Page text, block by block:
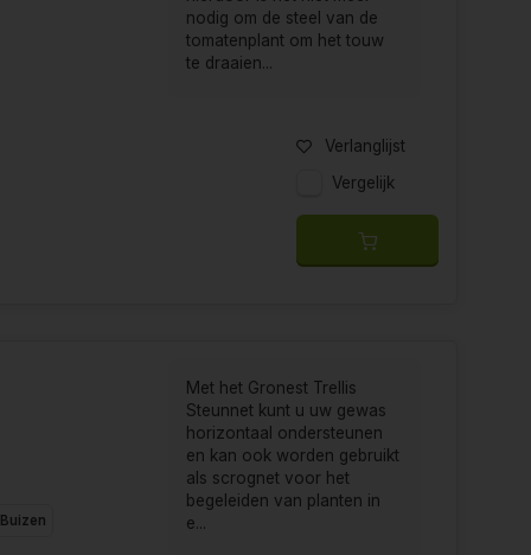
zonder tekenen van slijtage. Dit is niet
van plastic afval.
planten en teeltmethoden, inclusief
kweker bent of net begint. Met een
teeltervaring zo soepel en aangenaam mogelijk
nodig om de steel van de
tomatenplant om het touw
te draaien...
Verlanglijst
Vergelijk
Met het Gronest Trellis
Steunnet kunt u uw gewas
horizontaal ondersteunen
en kan ook worden gebruikt
als scrognet voor het
begeleiden van planten in
e...